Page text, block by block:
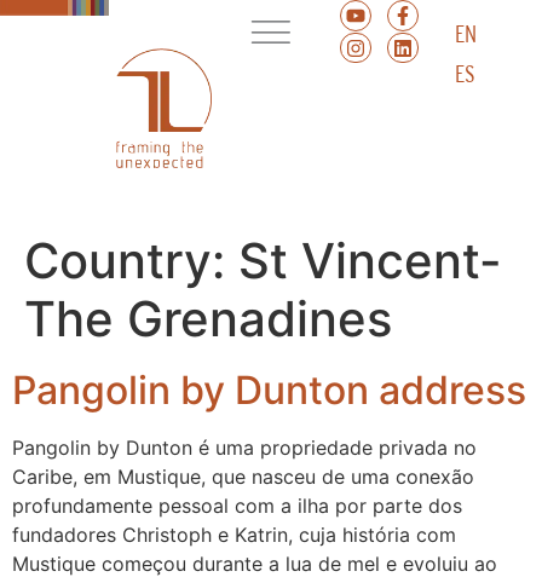
EN
ES
Country: St Vincent-
The Grenadines
Pangolin by Dunton address
Pangolin by Dunton é uma propriedade privada no
Caribe, em Mustique, que nasceu de uma conexão
profundamente pessoal com a ilha por parte dos
fundadores Christoph e Katrin, cuja história com
Mustique começou durante a lua de mel e evoluiu ao